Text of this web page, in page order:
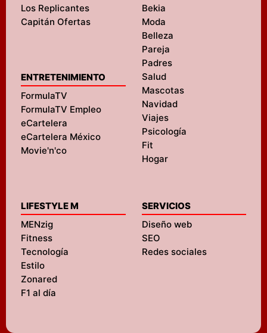
Los Replicantes
Capitán Ofertas
ENTRETENIMIENTO
FormulaTV
FormulaTV Empleo
eCartelera
eCartelera México
Movie'n'co
Bekia
Moda
Belleza
Pareja
Padres
Salud
Mascotas
Navidad
Viajes
Psicología
Fit
Hogar
LIFESTYLE M
MENzig
Fitness
Tecnología
Estilo
Zonared
F1 al día
SERVICIOS
Diseño web
SEO
Redes sociales